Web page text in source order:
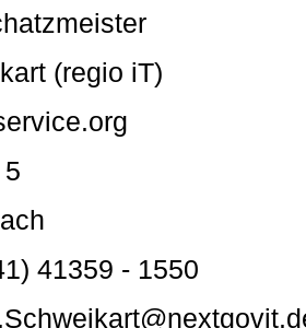
(regio iT)
41359 - 1550